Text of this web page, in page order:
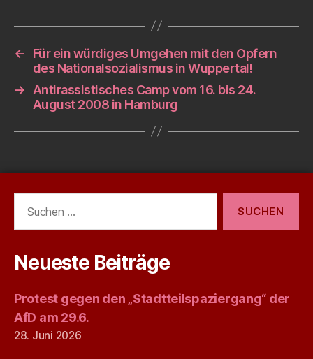
←
Für ein würdiges Umgehen mit den Opfern
des Nationalsozialismus in Wuppertal!
→
Antirassistisches Camp vom 16. bis 24.
August 2008 in Hamburg
nach:
Neueste Beiträge
Protest gegen den „Stadtteilspaziergang“ der
AfD am 29.6.
28. Juni 2026